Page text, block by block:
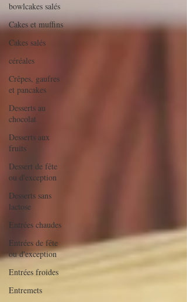
bowlcakes salés
Cakes et muffins
Cakes salés
céréales
Crêpes, gaufres
et pancakes
Desserts au
chocolat
Desserts aux
fruits
Dessert de fête
ou d'exception
Desserts sans
lactose
Entrées chaudes
Entrées de fête
ou d'exception
Entrées froides
Entremets